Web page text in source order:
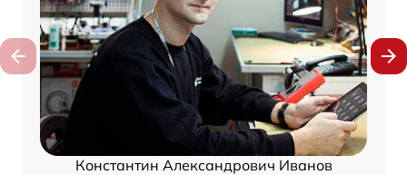
Константин Александрович Иванов